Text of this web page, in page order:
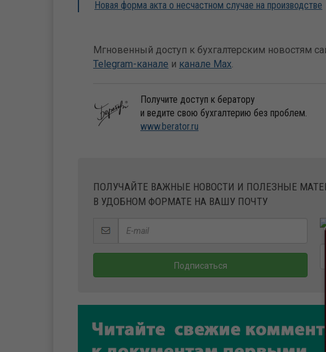
Новая форма акта о несчастном случае на производстве
Мгновенный доступ к бухгалтерским новостям
Telegram-канале и канале Max.
Получите доступ к бератору
и ведите свою бухгалтерию без проблем.
www.berator.ru
ПОЛУЧАЙТЕ ВАЖНЫЕ НОВОСТИ И ПОЛЕЗНЫЕ
В УДОБНОМ ФОРМАТЕ НА ВАШУ ПОЧТУ